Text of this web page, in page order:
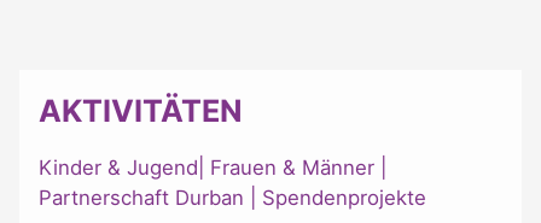
AKTIVITÄTEN
Kinder & Jugend Frauen & Männer
Partnerschaft Durban
Spendenprojekte